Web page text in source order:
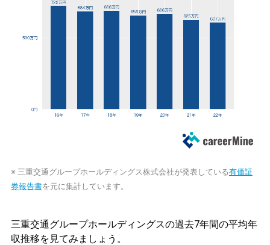
※ 三重交通グループホールディングス株式会社が発表している有価証
券報告書を元に集計しています。
三重交通グループホールディングスの過去7年間の平均年
収推移を見てみましょう。